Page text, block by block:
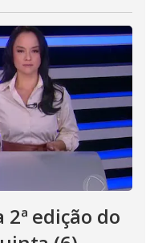
edição do